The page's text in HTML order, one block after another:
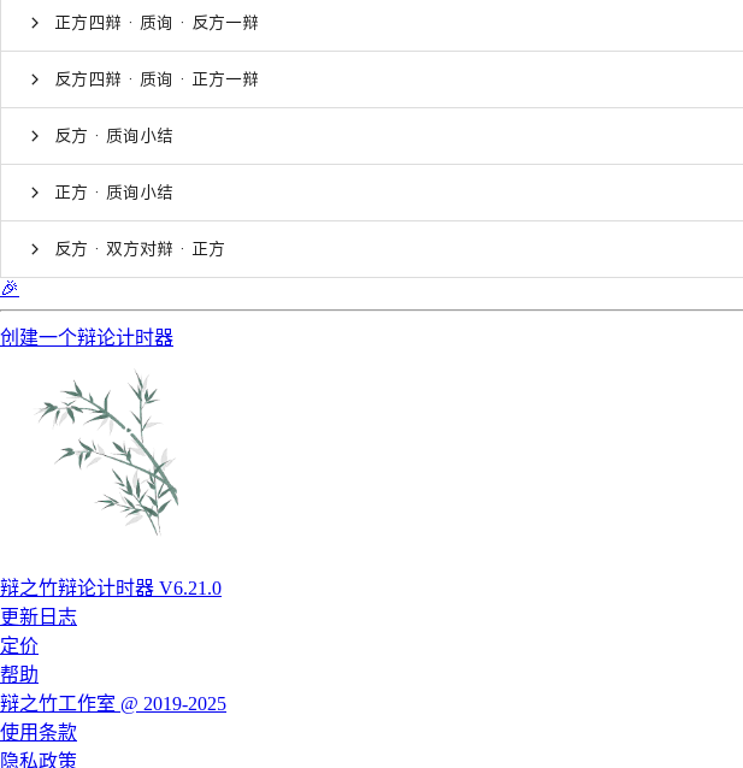
正方四辩 · 质询 · 反方一辩
反方四辩 · 质询 · 正方一辩
反方 · 质询小结
正方 · 质询小结
反方 · 双方对辩 · 正方
🎉
创建一个辩论计时器
辩之竹辩论计时器 V6.21.0
更新日志
定价
帮助
辩之竹工作室 @ 2019-2025
使用条款
隐私政策